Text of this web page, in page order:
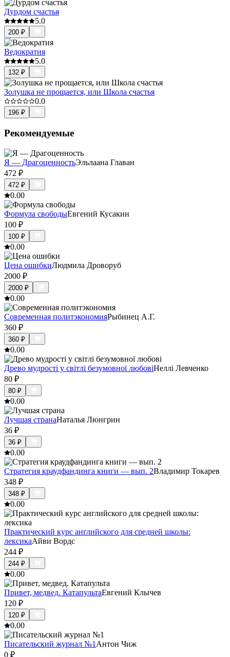
Дурдом счастья
5.0
200 ₽
Ведократия
5.0
132 ₽
Золушка не прощается, или Школа счастья
0.0
196 ₽
Рекомендуемые
Я — ДрагоценностьЭльлаана Главан
472 ₽
472 ₽
0.00
Формула свободыЕвгений Кусакин
100 ₽
100 ₽
0.00
Цена ошибкиЛюдмила Дроворуб
2000 ₽
2000 ₽
0.00
Современная политэкономияРыбинец А.Г.
360 ₽
360 ₽
0.00
Древо мудрості у світлі безумовної любовіНеллі Левченко
80 ₽
80 ₽
0.00
Лучшая странаНаталья Люнгрин
36 ₽
36 ₽
0.00
Стратегия краудфандинга книги — вып. 2Владимир Токарев
348 ₽
348 ₽
0.00
Практический курс английского для средней школы:
лексикаАйви Вордс
244 ₽
244 ₽
0.00
Привет, медвед. КатапультаЕвгений Клычев
120 ₽
120 ₽
0.00
Писательский журнал №1 Антон Чиж
0 ₽